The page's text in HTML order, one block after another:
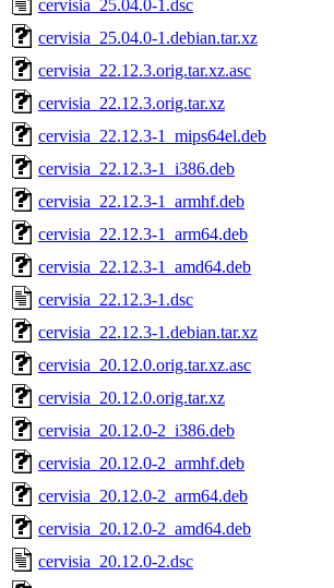
cervisia_25.04.0-1.dsc
cervisia_25.04.0-1.debian.tar.xz
cervisia_22.12.3.orig.tar.xz.asc
cervisia_22.12.3.orig.tar.xz
cervisia_22.12.3-1_mips64el.deb
cervisia_22.12.3-1_i386.deb
cervisia_22.12.3-1_armhf.deb
cervisia_22.12.3-1_arm64.deb
cervisia_22.12.3-1_amd64.deb
cervisia_22.12.3-1.dsc
cervisia_22.12.3-1.debian.tar.xz
cervisia_20.12.0.orig.tar.xz.asc
cervisia_20.12.0.orig.tar.xz
cervisia_20.12.0-2_i386.deb
cervisia_20.12.0-2_armhf.deb
cervisia_20.12.0-2_arm64.deb
cervisia_20.12.0-2_amd64.deb
cervisia_20.12.0-2.dsc